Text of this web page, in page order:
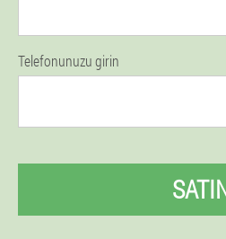
Telefonunuzu girin